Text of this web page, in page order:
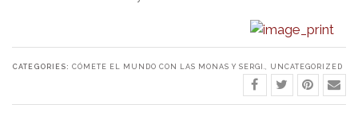
CATEGORIES: CÓMETE EL MUNDO CON LAS MONAS Y SERGI., UNCATEGORIZED